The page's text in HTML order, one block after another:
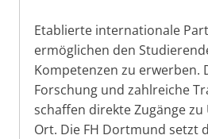
Etablierte internationale
ermöglichen den
Kompetenzen zu
Forschung und zahlreiche
schaffen direkte Zugänge
Ort. Die FH Dortmund setzt